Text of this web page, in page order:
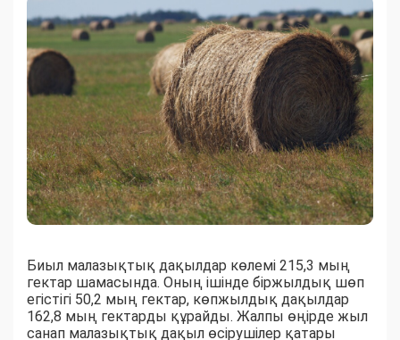
Биыл малазықтық дақылдар көлемі 215,3 мың
гектар шамасында. Оның ішінде біржылдық шөп
егістігі 50,2 мың гектар, көпжылдық дақылдар
162,8 мың гектарды құрайды. Жалпы өңірде жыл
санап малазықтық дақыл өсірушілер қатары